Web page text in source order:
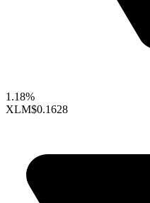
1.18%
XLM$0.1628